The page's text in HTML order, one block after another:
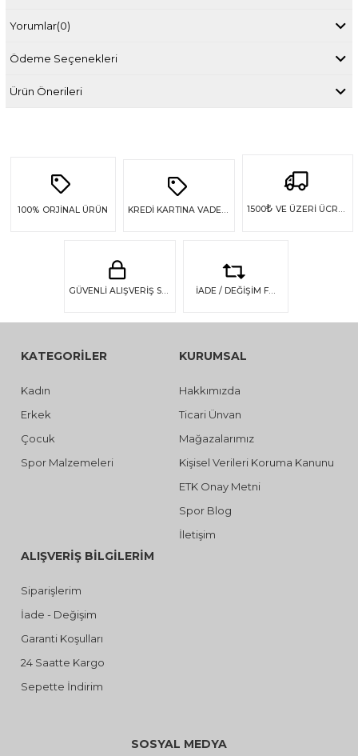
Yorumlar(0)
Ödeme Seçenekleri
Ürün Önerileri
100% ORJİNAL ÜRÜN 1500₺ VE ÜZERİ ÜCRETSİZ KARGO
GÜVENLİ ALIŞVERİŞ SSL GÜVENLİĞİ İADE / DEĞİŞİM FIRSATI
KATEGORİLER
Kadın
Erkek
Çocuk
Spor Malzemeleri
KURUMSAL
Hakkımızda
Ticari Ünvan
Mağazalarımız
Kişisel Verileri Koruma Kanunu
ETK Onay Metni
Spor Blog
İletişim
ALIŞVERİŞ BİLGİLERİM
Siparişlerim
İade - Değişim
Garanti Koşulları
24 Saatte Kargo
Sepette İndirim
SOSYAL MEDYA